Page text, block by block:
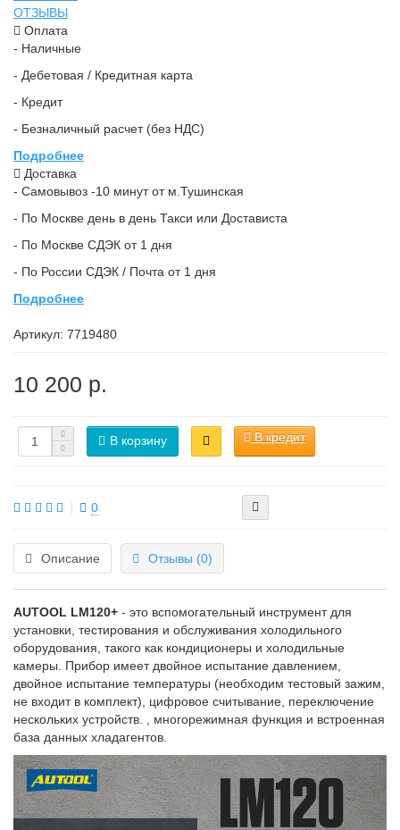
ОТЗЫВЫ
Оплата
- Наличные
- Дебетовая / Кредитная карта
- Кредит
- Безналичный расчет (без НДС)
Подробнее
Доставка
- Самовывоз -10 минут от м.Тушинская
- По Москве день в день Такси или Достависта
- По Москве СДЭК от 1 дня
- По России СДЭК / Почта от 1 дня
Подробнее
Артикул: 7719480
10 200 р.
В корзину В кредит
0
Описание Отзывы (0)
AUTOOL LM120+ - это вспомогательный инструмент для
установки, тестирования и обслуживания холодильного
оборудования, такого как кондиционеры и холодильные
камеры. Прибор имеет двойное испытание давлением,
двойное испытание температуры (необходим тестовый зажим,
не входит в комплект), цифровое считывание, переключение
нескольких устройств. , многорежимная функция и встроенная
база данных хладагентов.